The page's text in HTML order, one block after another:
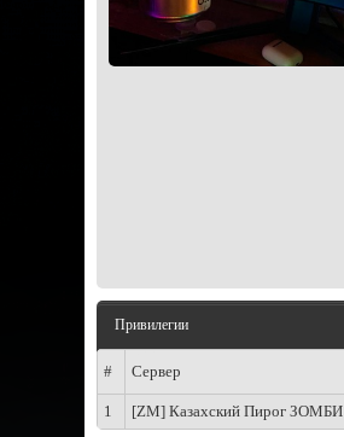
Привилегии
# Сервер
1 [ZM] Казахский Пирог ЗОМБИ